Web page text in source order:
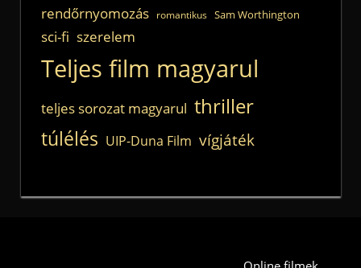
rendőrnyomozás romantikus Sam Worthington
sci-fi szerelem
Teljes film magyarul
teljes sorozat magyarul thriller
túlélés UIP-Duna Film vígjáték